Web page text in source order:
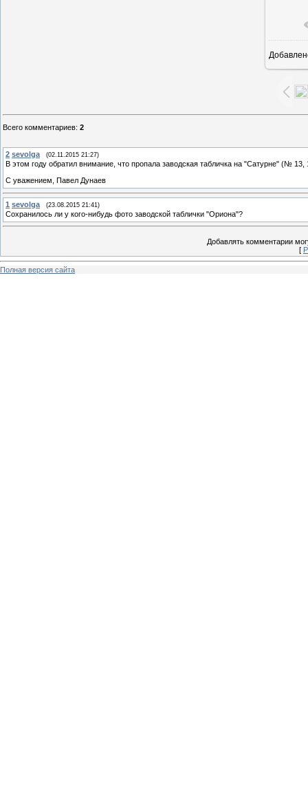
Всего комментариев: 2
2 sevolga (02.11.2015 21:27)
В этом году обратил внимание, что пропала заводская табличка на "Сатурне" (№
С уважением, Павел Дунаев
1 sevolga (23.08.2015 21:41)
Сохранилось ли у кого-нибудь фото заводской таблички "Ориона"?
Добавлять комментарии
[
Полная версия сайта